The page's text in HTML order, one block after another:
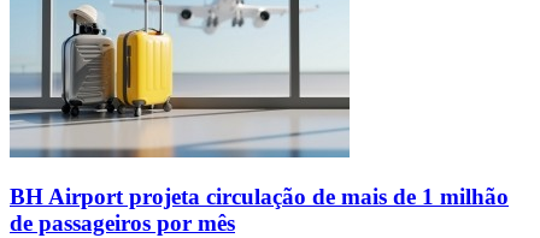
BH Airport projeta circulação de mais de 1 milhão
de passageiros por mês